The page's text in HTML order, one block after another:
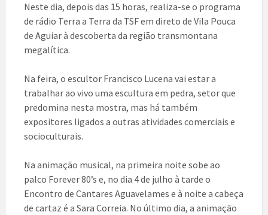
Neste dia, depois das 15 horas, realiza-se o programa
de rádio Terra a Terra da TSF em direto de Vila Pouca
de Aguiar à descoberta da região transmontana
megalítica.
Na feira, o escultor Francisco Lucena vai estar a
trabalhar ao vivo uma escultura em pedra, setor que
predomina nesta mostra, mas há também
expositores ligados a outras atividades comerciais e
socioculturais.
Na animação musical, na primeira noite sobe ao
palco Forever 80’s e, no dia 4 de julho à tarde o
Encontro de Cantares Aguavelames e à noite a cabeça
de cartaz é a Sara Correia. No último dia, a animação